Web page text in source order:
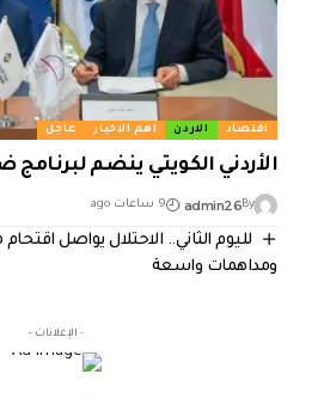
اقتصاد الاردن اهم الاخبار عاجل
الأردني الكويتي ينضم
By
admin26 9 ساعات ago
لليوم الثاني.. الاحتلال يواصل
ومداهمات واسعة
- الإعلانات -